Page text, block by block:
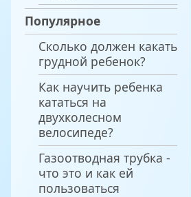
Популярное
Сколько должен какать
грудной ребенок?
Как научить ребенка
кататься на
двухколесном
велосипеде?
Газоотводная трубка -
что это и как ей
пользоваться